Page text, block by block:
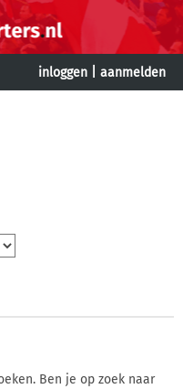
inloggen aanmelden
Ben je op zoek naar